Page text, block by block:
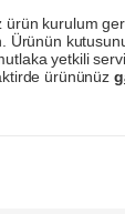
ürün kurulum
Ürünün
yetkili
ürününüz